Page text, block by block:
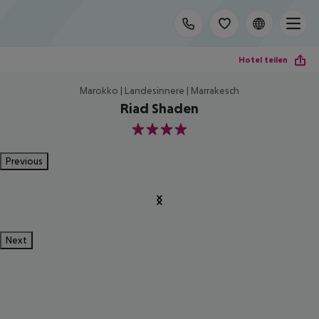
Hotel teilen
Marokko | Landesinnere | Marrakesch
Riad Shaden
4
Previous
Next